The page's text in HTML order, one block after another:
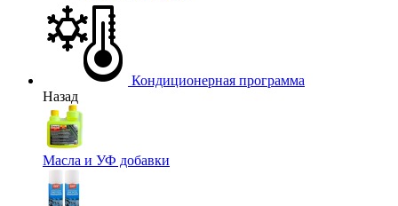
Кондиционерная программа
Назад
Масла и УФ добавки